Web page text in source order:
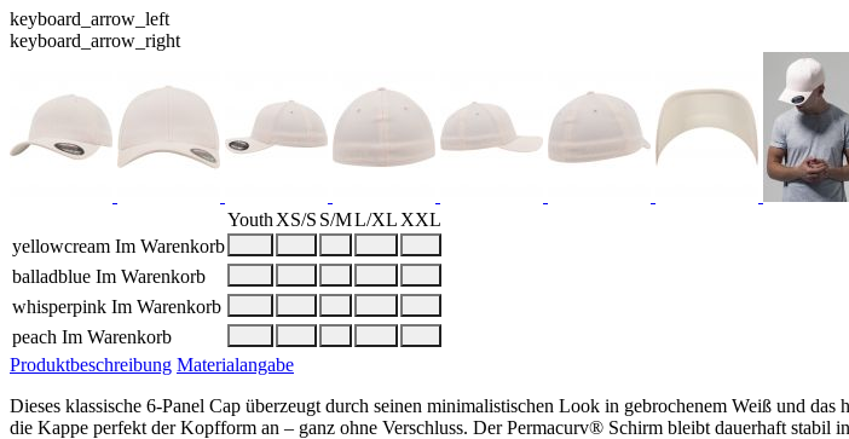
keyboard_arrow_left
keyboard_arrow_right
Youth XS/S S/ML/XL XXL
yellowcream Im Warenkorb
balladblue Im Warenkorb
whisperpink Im Warenkorb
peach Im Warenkorb
Produktbeschreibung Materialangabe
Dieses klassische 6-Panel Cap überzeugt durch seinen minimalistischen Look in gebrochenem Weiß und
die Kappe perfekt der Kopfform an – ganz ohne Verschluss. Der Permacurv® Schirm bleibt dauerhaft stabil